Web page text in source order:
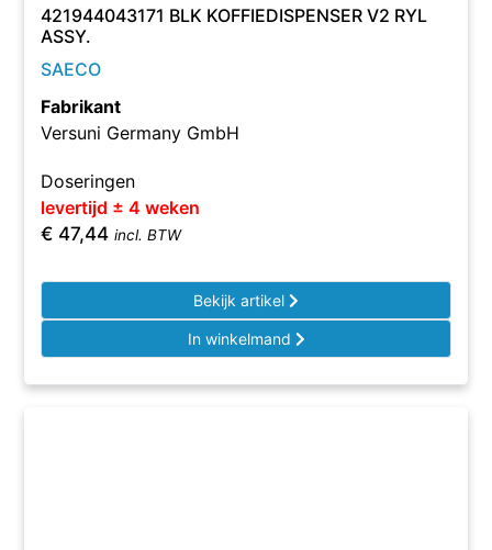
421944043171 BLK KOFFIEDISPENSER V2 RYL
ASSY.
SAECO
Fabrikant
Versuni Germany GmbH
Doseringen
levertijd ± 4 weken
€ 47,44 incl. BTW
Bekijk artikel
In winkelmand